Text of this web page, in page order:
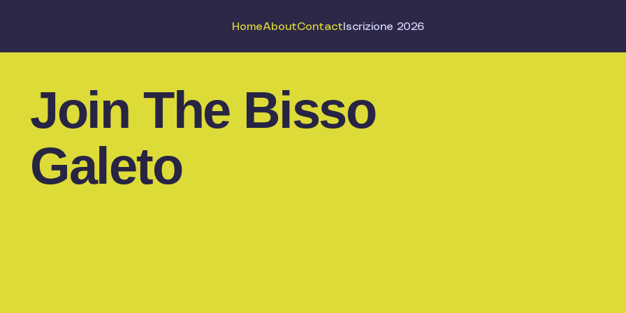
HomeAboutContact Iscrizione 2026
Join The Bisso
Galeto